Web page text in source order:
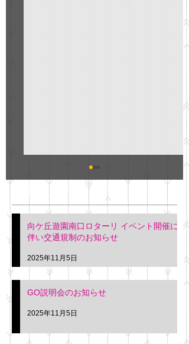
明日(11月6日)午後3時～5
階会議室にてGOの説明会
を行います。 神奈川個人
タクシー協同組合 専務 佐
久間
最新記事
向ケ丘遊園南口ロターリ イベント開催に
伴い交通規制のお知らせ
2025年11月5日
GO説明会のお知らせ
2025年11月5日